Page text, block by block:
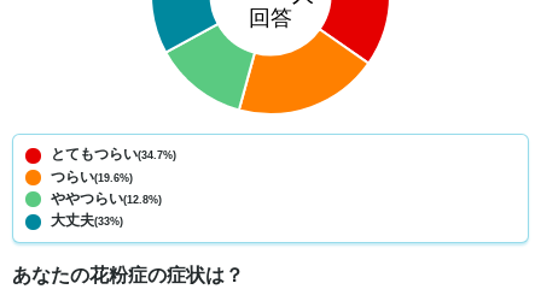
とてもつらい(34.7%)
つらい(19.6%)
ややつらい(12.8%)
大丈夫(33%)
あなたの花粉症の症状は？